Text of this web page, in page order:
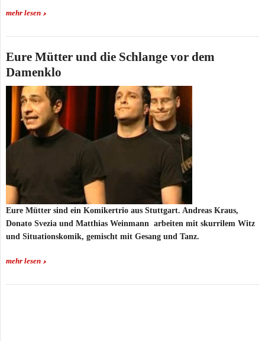
mehr lesen
Eure Mütter und die Schlange vor dem
Damenklo
Eure Mütter sind ein Komikertrio aus Stuttgart. Andreas Kraus,
Donato Svezia und Matthias Weinmann arbeiten mit skurrilem Witz
und Situationskomik, gemischt mit Gesang und Tanz.
mehr lesen